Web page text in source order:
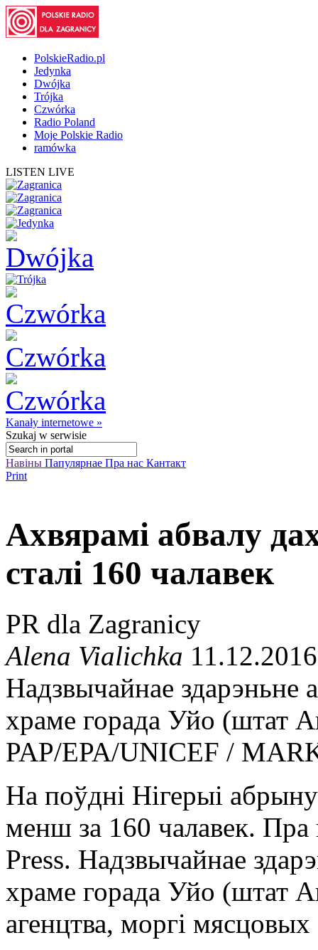
PolskieRadio.pl
Jedynka
Dwójka
Trójka
Czwórka
Radio Poland
Moje Polskie Radio
ramówka
LISTEN LIVE
Kanały internetowe »
Szukaj w serwisie
Навіны Папулярнае Пра нас Кантакт
Print
Ахвярамі абвалу
сталі 160 чалавек
PR dla Zagranicy
Alena Vialichka
Надзвычайнае здарэньне
храме горада Уйо (штат
PAP/EPA/UNICEF /
На поўдні Нігерыі
менш за 160 чалавек. Пра
Press. Надзвычайнае
храме горада Уйо (штат
агенцтва, моргі